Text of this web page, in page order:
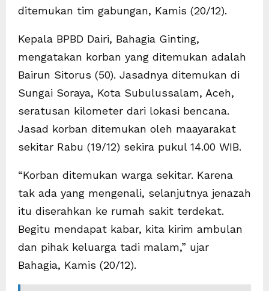
ditemukan tim gabungan, Kamis (20/12).
Kepala BPBD Dairi, Bahagia Ginting,
mengatakan korban yang ditemukan adalah
Bairun Sitorus (50). Jasadnya ditemukan di
Sungai Soraya, Kota Subulussalam, Aceh,
seratusan kilometer dari lokasi bencana.
Jasad korban ditemukan oleh maayarakat
sekitar Rabu (19/12) sekira pukul 14.00 WIB.
“Korban ditemukan warga sekitar. Karena
tak ada yang mengenali, selanjutnya jenazah
itu diserahkan ke rumah sakit terdekat.
Begitu mendapat kabar, kita kirim ambulan
dan pihak keluarga tadi malam,” ujar
Bahagia, Kamis (20/12).